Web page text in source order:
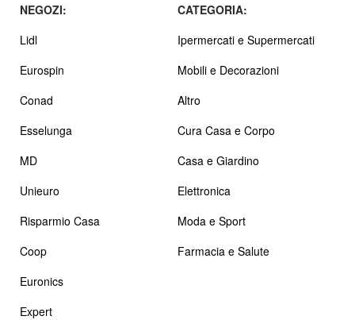
NEGOZI:
Lidl
Eurospin
Conad
Esselunga
MD
Unieuro
Risparmio Casa
Coop
Euronics
Expert
CATEGORIA:
Ipermercati e Supermercati
Mobili e Decorazioni
Altro
Cura Casa e Corpo
Casa e Giardino
Elettronica
Moda e Sport
Farmacia e Salute